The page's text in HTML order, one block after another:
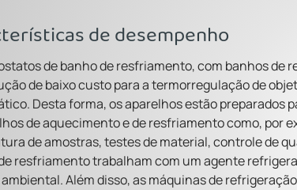
de desempenho
de banho de resfriamento, com banhos de
de baixo custo para a termorregulação de
Desta forma, os aparelhos estão preparados
de aquecimento e de resfriamento como, por
de amostras, testes de material, controle de
resfriamento trabalham com um agente
Além disso, as máquinas de